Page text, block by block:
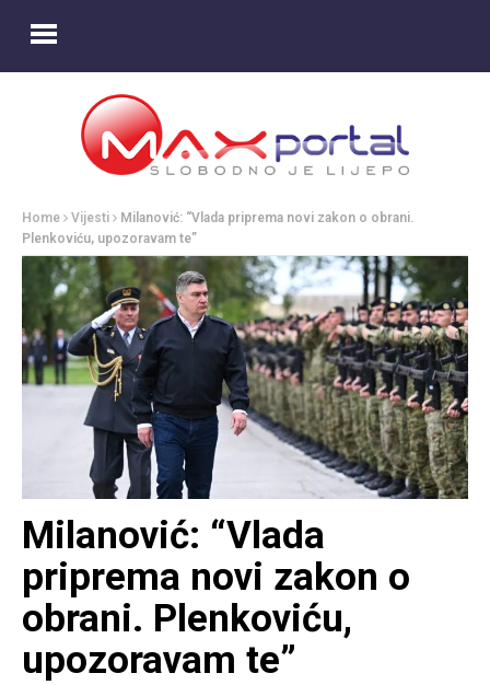
Home Vijesti
Milanović: “Vlada priprema novi zakon o obrani.
Plenkoviću, upozoravam te”
Milanović: “Vlada
priprema novi zakon o
obrani. Plenkoviću,
upozoravam te”